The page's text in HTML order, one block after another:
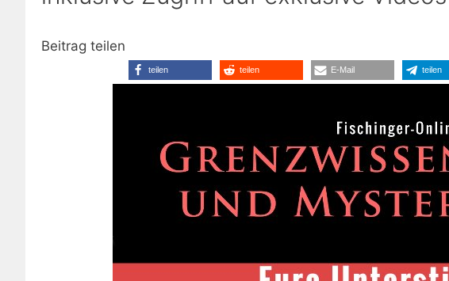
Beitrag teilen
teilen teilen E-Mail teilen